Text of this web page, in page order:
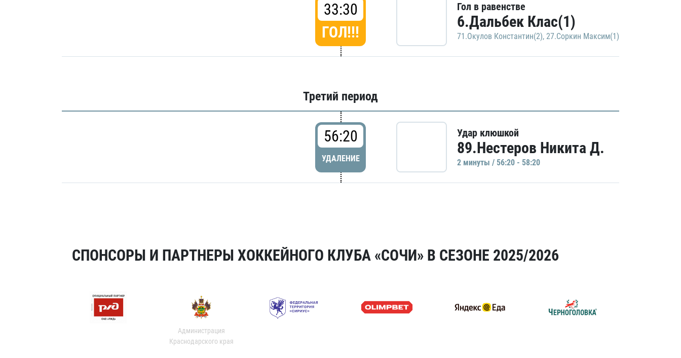
33:30
ГОЛ!!!
Гол в равенстве
6.Дальбек Клас(1)
71.Окулов Константин(2), 27.Соркин Максим(1)
Третий период
56:20
УДАЛЕНИЕ
Удар клюшкой
89.Нестеров Никита Д.
2 минуты / 56:20 - 58:20
СПОНСОРЫ И ПАРТНЕРЫ ХОККЕЙНОГО КЛУБА «СОЧИ» В СЕЗОНЕ 2025/2026
Администрация
Краснодарского края